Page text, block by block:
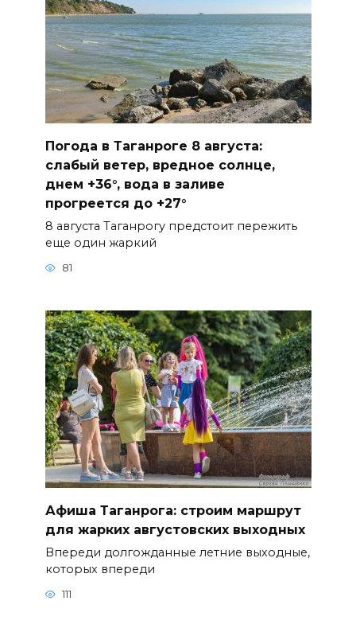
Погода в Таганроге 8 августа:
слабый ветер, вредное солнце,
днем +36°, вода в заливе
прогреется до +27°
8 августа Таганрогу предстоит пережить
еще один жаркий
81
Афиша Таганрога: строим маршрут
для жарких августовских выходных
Впереди долгожданные летние выходные,
которых впереди
111